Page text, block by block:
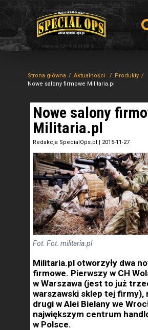
Strona główna Aktualności
Produkty
Nowe salony firmowe Militaria.pl
Nowe salony
Militaria.pl
Redakcja SpecialOps.pl | 2015-11-27
Fot. Fot. militaria.pl
Militaria.pl otworzyły dwa
firmowe. Pierwszy w CH
w Warszawa (jest to już
warszawski sklep tej firmy),
drugi w Alei Bielany we
największym centrum
w Polsce.